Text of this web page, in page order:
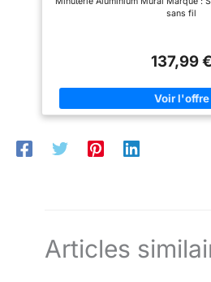
sans fil
137,99 €
Articles